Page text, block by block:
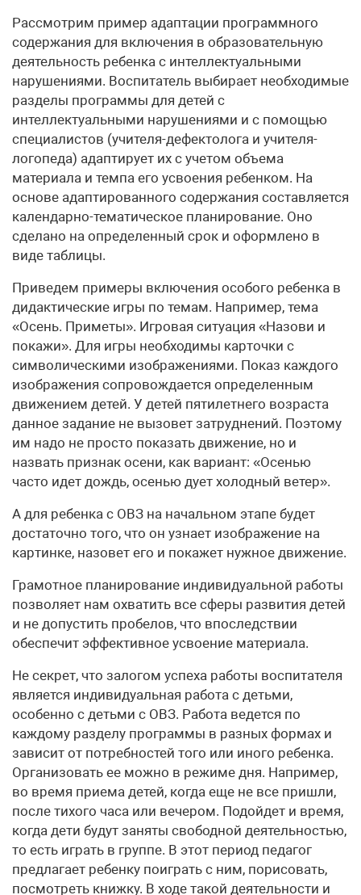
Рассмотрим пример адаптации программного
содержания для включения в образовательную
деятельность ребенка с интеллектуальными
нарушениями. Воспитатель выбирает необходимые
разделы программы для детей с
интеллектуальными нарушениями и с помощью
специалистов (учителя-дефектолога и учителя-
логопеда) адаптирует их с учетом объема
материала и темпа его усвоения ребенком. На
основе адаптированного содержания составляется
календарно-тематическое планирование. Оно
сделано на определенный срок и оформлено в
виде таблицы.
Приведем примеры включения особого ребенка в
дидактические игры по темам. Например, тема
«Осень. Приметы». Игровая ситуация «Назови и
покажи». Для игры необходимы карточки с
символическими изображениями. Показ каждого
изображения сопровождается определенным
движением детей. У детей пятилетнего возраста
данное задание не вызовет затруднений. Поэтому
им надо не просто показать движение, но и
назвать признак осени, как вариант: «Осенью
часто идет дождь, осенью дует холодный ветер».
А для ребенка с ОВЗ на начальном этапе будет
достаточно того, что он узнает изображение на
картинке, назовет его и покажет нужное движение.
Грамотное планирование индивидуальной работы
позволяет нам охватить все сферы развития детей
и не допустить пробелов, что впоследствии
обеспечит эффективное усвоение материала.
Не секрет, что залогом успеха работы воспитателя
является индивидуальная работа с детьми,
особенно с детьми с ОВЗ. Работа ведется по
каждому разделу программы в разных формах и
зависит от потребностей того или иного ребенка.
Организовать ее можно в режиме дня. Например,
во время приема детей, когда еще не все пришли,
после тихого часа или вечером. Подойдет и время,
когда дети будут заняты свободной деятельностью,
то есть играть в группе. В этот период педагог
предлагает ребенку поиграть с ним, порисовать,
посмотреть книжку. В ходе такой деятельности и